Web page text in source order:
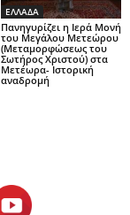
ΕΛΛΑΔΑ
Πανηγυρίζει η Ιερά Μονή
του Μεγάλου Μετεώρου
(Μεταμορφώσεως του
Σωτήρος Χριστού) στα
Μετέωρα- Ιστορική
αναδρομή